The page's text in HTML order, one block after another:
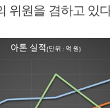
위원을 겸하고 있